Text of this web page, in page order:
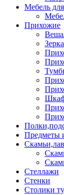
Мебель
Прихожие
Предметы
Стеллажи
Стенки
Столики